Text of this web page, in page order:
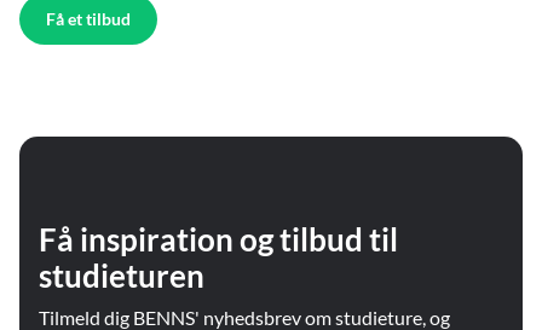
Få et tilbud
Få inspiration og tilbud til
studieturen
Tilmeld dig BENNS' nyhedsbrev om studieture, og